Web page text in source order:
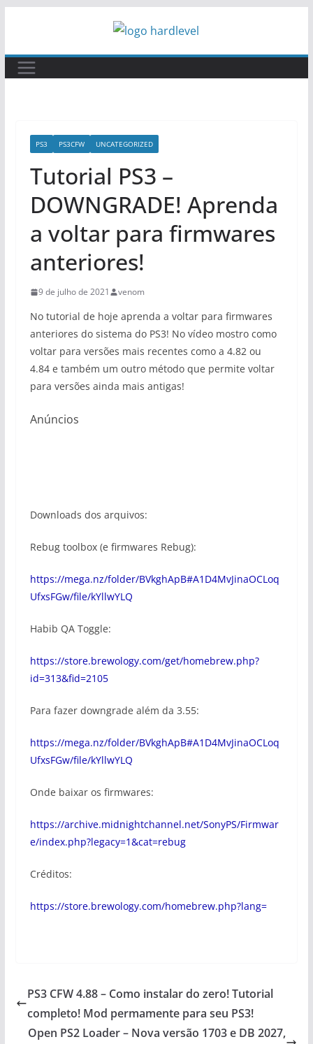
o
conteúdo
PS3 PS3CFW UNCATEGORIZED
Tutorial PS3 –
DOWNGRADE! Aprenda
a voltar para firmwares
anteriores!
9 de julho de 2021 venom
No tutorial de hoje aprenda a voltar para firmwares
anteriores do sistema do PS3! No vídeo mostro como
voltar para versões mais recentes como a 4.82 ou
4.84 e também um outro método que permite voltar
para versões ainda mais antigas!
Anúncios
Downloads dos arquivos:
Rebug toolbox (e firmwares Rebug):
https://mega.nz/folder/BVkghApB#A1D4MvJinaOCLoq
UfxsFGw/file/kYllwYLQ
Habib QA Toggle:
https://store.brewology.com/get/homebrew.php?
id=313&fid=2105
Para fazer downgrade além da 3.55:
https://mega.nz/folder/BVkghApB#A1D4MvJinaOCLoq
UfxsFGw/file/kYllwYLQ
Onde baixar os firmwares:
https://archive.midnightchannel.net/SonyPS/Firmwar
e/index.php?legacy=1&cat=rebug
Créditos:
https://store.brewology.com/homebrew.php?lang=
PS3 CFW 4.88 – Como instalar do zero! Tutorial
completo! Mod permamente para seu PS3!
Open PS2 Loader – Nova versão 1703 e DB 2027,